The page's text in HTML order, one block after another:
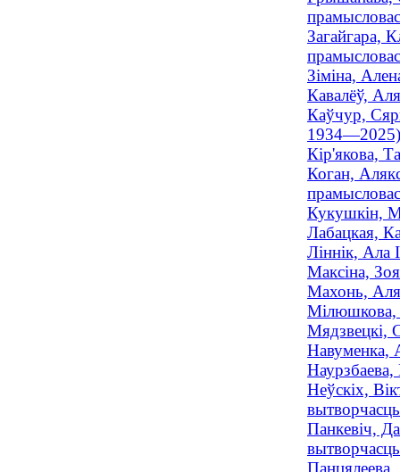
Загайгара,
Зіміна,
Кавалёў,
Каўчур,
1934—2025)
Кір'якова,
Коган,
Кукушкін,
Лабацкая,
Ліннік, Ала
Максіна,
Махонь,
Мілюшкова,
Мядзвецкі,
Навуменка,
Неўскіх,
Панкевіч,